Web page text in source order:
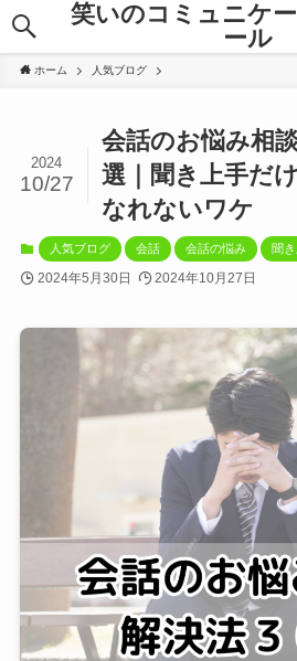
笑いのコミュニケ
ール
ホーム 人気ブログ
会話のお悩み相
選｜聞き上手だ
なれないワケ
2024
10/27
人気ブログ 会話 会話の悩み 聞
2024年5月30日 2024年10月27日